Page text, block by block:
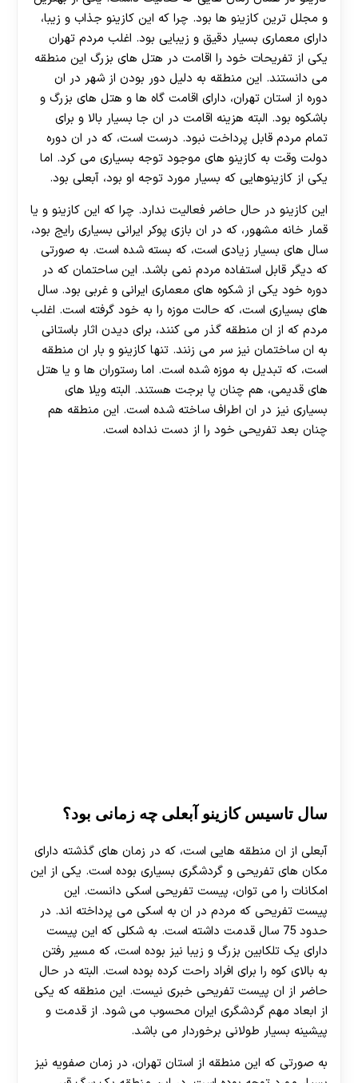
و مجلل ترین کازینو ها بود. چرا که این کازینو جذاب و زیبا،
دارای معماری بسیار دقیق و زیبایی بود. اغلب مردم تهران
یکی از تفریحات خود را اقامت در هتل های بزرگ این منطقه
می دانستند. این منطقه به دلیل دور بودن از شهر در ان
دوره از استان تهران، دارای اقامت گاه ها و هتل های بزرگ و
باشکوه بود. البته هزینه اقامت در ان جا بسیار بالا و برای
تمام مردم قابل پرداخت نبود. درست است، که در ان دوره
دولت وقت به کازینو های موجود توجه بسیاری می کرد. اما
یکی از کازینوهایی که بسیار مورد توجه او بود، آبعلی بود.
این کازینو در حال حاضر فعالیت ندارد. چرا که این کازینو و یا
قمار خانه مشهور، که در ان بازی پوکر ایرانی بسیاری رایج بود،
سال های بسیار زیادی است، که بسته شده است. به صورتی
که دیگر قابل استفاده مردم نمی باشد. این ساحتمان که در
دوره خود یکی از شکوه های معماری ایرانی و غربی بود. سال
های بسیاری است، که حالت موزه را به خود گرفته است. اغلب
مردم که از ان منطقه گذر می کنند، برای دیدن اثار باستانی
به ان ساختمان نیز سر می زنند. تنها کازینو و بار ان منطقه
است، که تبدیل به موزه شده است. اما رستوران ها و یا هتل
های قدیمی، هم چنان پا برجت هستند. البته ویلا های
بسیاری نیز در ان اطراف ساخته شده است. این منطقه هم
چنان بعد تفریحی خود را از دست نداده است.
سال تاسیس کازینو آبعلی چه زمانی بود؟
آبعلی از ان منطقه هایی است، که در زمان های گذشته دارای
مکان های تفریحی و گردشگری بسیاری بوده است. یکی از این
امکانات را می توان، پیست تفریحی اسکی دانست. این
پیست تفریحی که مردم در ان به اسکی می پرداخته اند. در
حدود 75 سال قدمت داشته است. به شکلی که این پیست
دارای یک تلکابین بزرگ و زیبا نیز بوده است، که مسیر رفتن
به بالای کوه را برای افراد راحت کرده بوده است. البته در حال
حاضر از ان پیست تفریحی خبری نیست. این منطقه که یکی
از ابعاد مهم گردشگری ایران محسوب می شود. از قدمت و
پیشینه بسیار طولانی برخوردار می باشد.
به صورتی که این منطقه از استان تهران، در زمان صفویه نیز